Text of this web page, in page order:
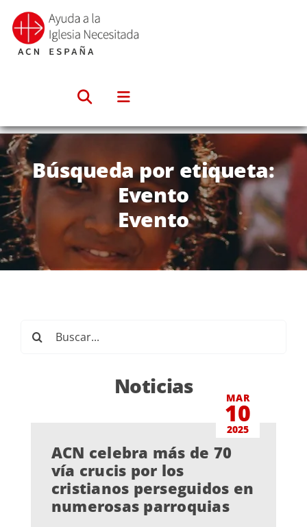
Saltar
contenido
Búsqueda por etiqueta:
Evento
Evento
Noticias MAR
10
2025
ACN celebra más de 70
vía crucis por los
cristianos perseguidos en
numerosas parroquias